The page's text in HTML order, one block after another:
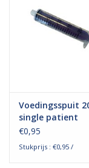
Verzorging & Beauty
Waterdichte pleisters:
wanneer kies je
welke zijn het beste?
Voedingsspuit
single patient
€0,95
Stukprijs : €0,95 /